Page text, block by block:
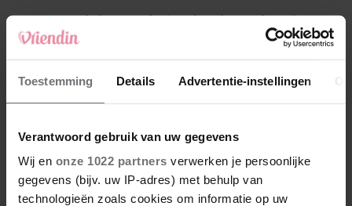
Toestemming Details Advertentie-instellingen
Verantwoord gebruik van uw gegevens
Wij en onze 1022 partners verwerken je persoonlijke
gegevens (bijv. uw IP-adres) met behulp van
technologieën zoals cookies om informatie op uw
4 Makelaar Mandy: ‘Een bericht van de BN’er.
Een foto. Mijn lijf reageert’
5 Makelaar Mandy: ‘Vrijdagavond belde Bart.
Hij sprak eng kalm’
Nieuw